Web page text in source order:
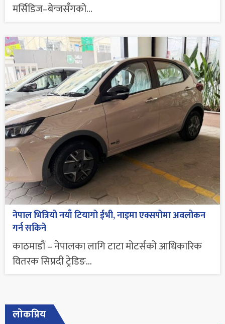
मर्सिडिज–बेन्जसँगको...
नेपाल भित्रियो नयाँ टियागो ईभी, नाइमा एक्सपोमा अवलोकन
गर्न सकिने
काठमाडौं – नेपालका लागि टाटा मोटर्सको आधिकारिक
वितरक सिप्रदी ट्रेडिङ...
लोकप्रिय